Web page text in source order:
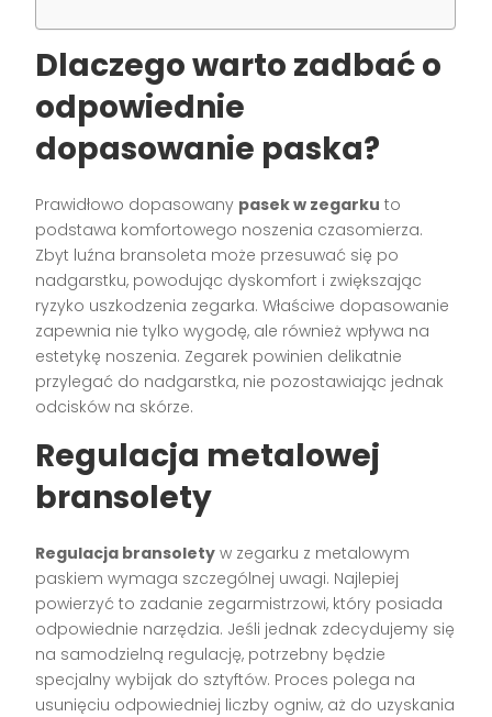
Dlaczego warto zadbać o
odpowiednie
dopasowanie paska?
Prawidłowo dopasowany pasek w zegarku to
podstawa komfortowego noszenia czasomierza.
Zbyt luźna bransoleta może przesuwać się po
nadgarstku, powodując dyskomfort i zwiększając
ryzyko uszkodzenia zegarka. Właściwe dopasowanie
zapewnia nie tylko wygodę, ale również wpływa na
estetykę noszenia. Zegarek powinien delikatnie
przylegać do nadgarstka, nie pozostawiając jednak
odcisków na skórze.
Regulacja metalowej
bransolety
Regulacja bransolety w zegarku z metalowym
paskiem wymaga szczególnej uwagi. Najlepiej
powierzyć to zadanie zegarmistrzowi, który posiada
odpowiednie narzędzia. Jeśli jednak zdecydujemy się
na samodzielną regulację, potrzebny będzie
specjalny wybijak do sztyftów. Proces polega na
usunięciu odpowiedniej liczby ogniw, aż do uzyskania